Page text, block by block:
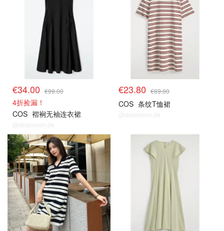
€34.00 €99.00
4折捡漏！
COS 褶裥无袖连衣裙
@dealmoon.de
€23.80 €69.00
COS 条纹T恤裙
@dealmoon.de